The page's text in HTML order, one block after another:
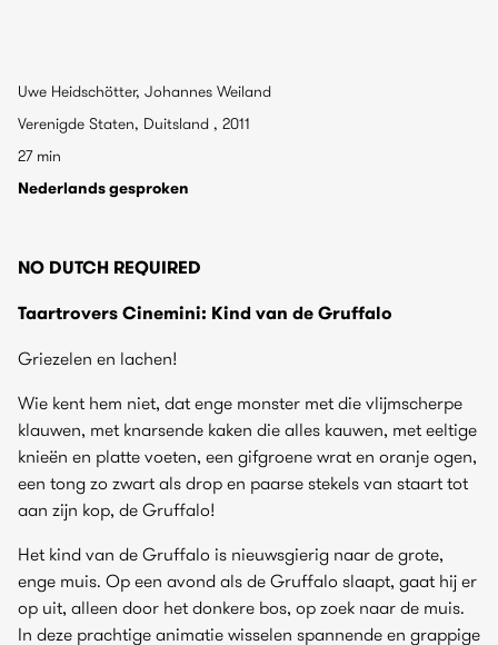
Uwe Heidschötter, Johannes Weiland
Verenigde Staten, Duitsland , 2011
27 min
Nederlands gesproken
NO DUTCH REQUIRED
Taartrovers Cinemini: Kind van de Gruffalo
Griezelen en lachen!
Wie kent hem niet, dat enge monster met die vlijmscherpe
klauwen, met knarsende kaken die alles kauwen, met eeltige
knieën en platte voeten, een gifgroene wrat en oranje ogen,
een tong zo zwart als drop en paarse stekels van staart tot
aan zijn kop, de Gruffalo!
Het kind van de Gruffalo is nieuwsgierig naar de grote,
enge muis. Op een avond als de Gruffalo slaapt, gaat hij er
op uit, alleen door het donkere bos, op zoek naar de muis.
In deze prachtige animatie wisselen spannende en grappige